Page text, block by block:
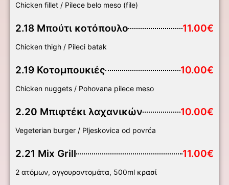
Chicken fillet / Pilece belo meso (file)
2.18 Μπούτι κοτόπουλο 11.00€
Chicken thigh / Pileci batak
2.19 Κοτομπουκιές 10.00€
Chicken nuggets / Pohovana pilece meso
2.20 Μπιφτέκι λαχανικών 10.00€
Vegeterian burger / Pljeskovica od povrća
2.21 Mix Grill 11.00€
2 ατόμων, αγγουροντομάτα, 500ml κρασί